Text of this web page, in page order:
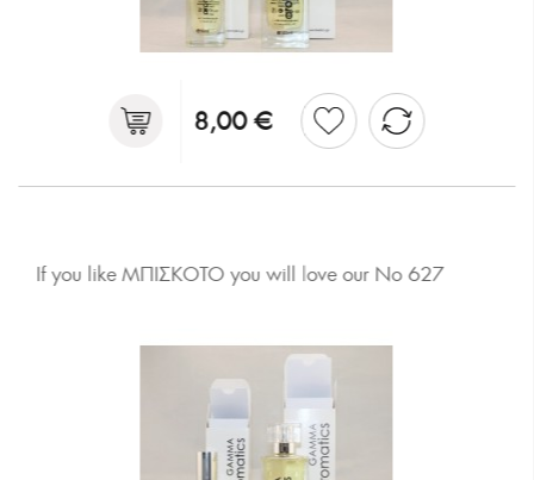
8,00 €
If you like ΜΠΙΣΚΟΤΟ you will love our No 627